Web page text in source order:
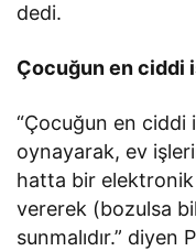
dedi.
Çocuğun en ciddi
“Çocuğun en ciddi
oynayarak, ev
hatta bir elektronik
vererek (bozulsa
sunmalıdır.” diyen